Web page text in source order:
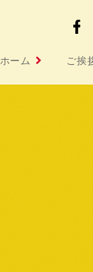
ホーム ご挨